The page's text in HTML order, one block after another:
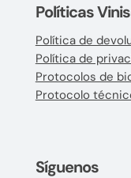
Políticas
Política de
Política de
Protocolos de
Protocolo
Síguenos